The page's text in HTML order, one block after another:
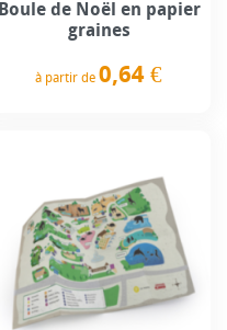
Boule de Noël en papier
graines
à partir de 0,64 €